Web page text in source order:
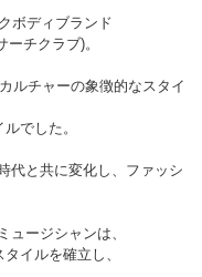
ボディブランド
チクラブ)。
ルチャーの象徴的なスタイ
でした。
代と共に変化し、ファッシ
ュージシャンは、
イルを確立し、